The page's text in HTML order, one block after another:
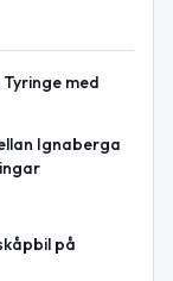
med
Ignaberga
på